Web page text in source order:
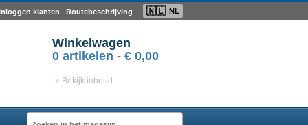
klanten Routebeschrijving 🇳🇱 NL
Winkelwagen
0 artikelen - € 0,00
» Bekijk inhoud